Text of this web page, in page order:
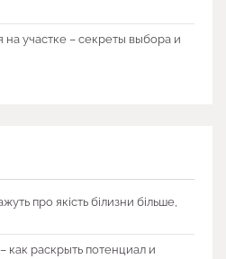
участке – секреты выбора и
про якість білизни більше,
как раскрыть потенциал и